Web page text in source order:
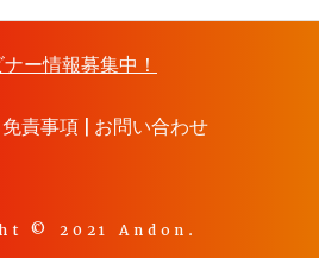
ー情報募集中！
免責事項 お問い合わせ
© 2021 Andon.